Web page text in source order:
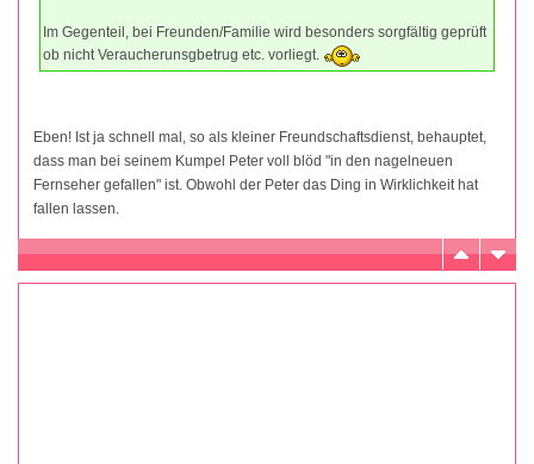
Im Gegenteil, bei Freunden/Familie wird besonders sorgfältig geprüft
ob nicht Veraucherunsgbetrug etc. vorliegt.
Eben! Ist ja schnell mal, so als kleiner Freundschaftsdienst, behauptet,
dass man bei seinem Kumpel Peter voll blöd "in den nagelneuen
Fernseher gefallen" ist. Obwohl der Peter das Ding in Wirklichkeit hat
fallen lassen.